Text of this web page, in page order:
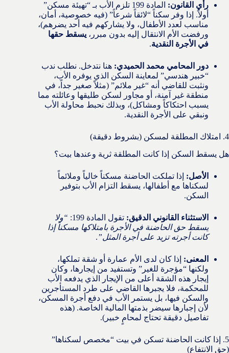
رأي القانون:
المادة 199 تلزم الأب بـ “تهيئة مسكن”
أولاً. إذا وفر سكناً “لائقاً شرعاً” (فيه خصوصية، أمان،
مناسب لعدد الأطفال، ولا يشاركهم فيه أحد يضرهم)،
ورفضت الأم الانتقال إليه بدون مبرر، يسقط حقها
في الأجرة النقدية.
دور المحامي محمد الحميدي: هنا نتدخل. نطلب ندب
“خبير هندسي” لمعاينة السكن الذي يوفره الأب،
ونثبت للقاضي أنه “غير ملائم” (مثلاً صغير جداً، في
منطقة غير آمنة، أو مجاور لسكن طليقها وعائلته مما
يسبب احتكاكاً ومشاكل)، وبذلك نحبط محاولة الأب
ونبقي على الأجرة النقدية.
4. امتلاك المطلقة لمسكن (بشروط دقيقة)
هل يسقط السكن إذا كانت المطلقة ثرية وعندها بيت؟
الأصل: إذا تملكت الحاضنة مسكناً خالياً وملائماً
لسكناها مع أطفالها، يسقط التزام الأب بتوفير
السكن.
الاستثناء القانوني الدقيق: تقول المادة 199:
“ولا
يسقط حق الحاضنة في الأجرة بامتلاكها مسكناً إذا
كانت أجرته تزيد على أجرة المثل”.
المعنى: إذا كان لدى الأم عمارة أو شقة تملكها،
ولكنها “مؤجرة للغير” وتستفيد من إيجارها، وكان
إيجار هذه الشقة أعلى من الإيجار الذي يدفعه الأب
للمحكمة، فلا يجبرها القاضي على طرد المستأجرين
والسكن فيها، بل يستمر الأب في دفع أجرة المسكن،
لأن إجبارها سيضر بذمتها المالية الخاصة. (هذه
تفاصيل دقيقة تحتاج لمحامٍ خبير).
5. إذا كانت الحاضنة تسكن في بيت “مخصص لسكناها”
(حق الانتفاع)